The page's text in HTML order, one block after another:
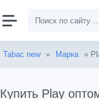
Tabac new » Марка »
Купить Play